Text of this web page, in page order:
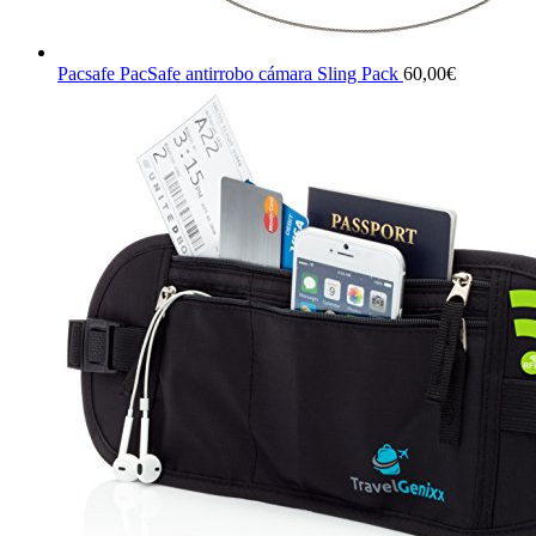
Pacsafe PacSafe antirrobo cámara Sling Pack 60,00€